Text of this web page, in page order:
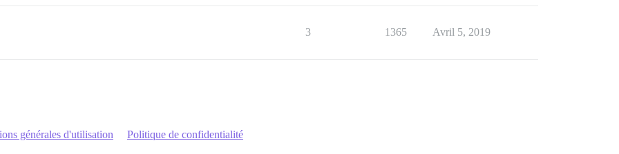
3 1365 Avril 5, 2019
générales d'utilisation Politique de confidentialité